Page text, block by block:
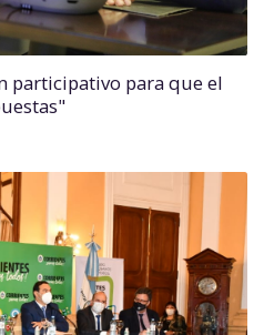
participativo para que el